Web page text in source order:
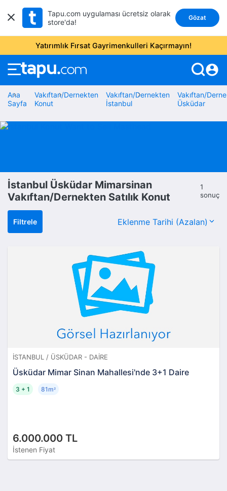
Tapu.com uygulaması ücretsiz olarak
store'da!
Gözat
Yatırımlık Fırsat Gayrimenkulleri Kaçırmayın!
account_circle
Ana
Sayfa
Vakıftan/Dernekten
Konut
Vakıftan/Dernekten
İstanbul
Vakıftan/
Üsküdar
İstanbul Üsküdar Mimarsinan
Vakıftan/Dernekten Satılık Konut
1
sonuç
Filtrele
İSTANBUL / ÜSKÜDAR - DAIRE
Üsküdar Mimar Sinan Mahallesi'nde 3+1 Daire
6.000.000 TL
İstenen Fiyat
3 + 1 81m²